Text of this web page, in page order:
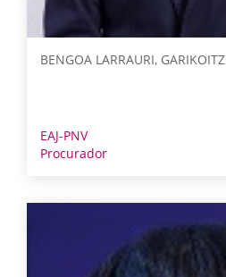
BENGOA LARRAURI, GARIKOITZ
EAJ-PNV
Procurador